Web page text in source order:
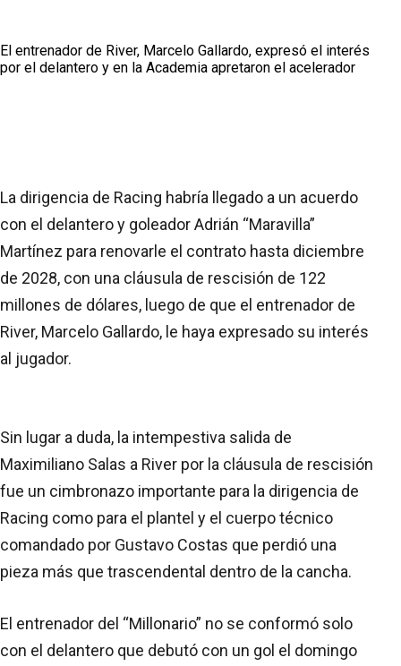
El entrenador de River, Marcelo Gallardo, expresó el interés
por el delantero y en la Academia apretaron el acelerador
La dirigencia de Racing habría llegado a un acuerdo
con el delantero y goleador Adrián “Maravilla”
Martínez para renovarle el contrato hasta diciembre
de 2028, con una cláusula de rescisión de 122
millones de dólares, luego de que el entrenador de
River, Marcelo Gallardo, le haya expresado su interés
al jugador.
Sin lugar a duda, la intempestiva salida de
Maximiliano Salas a River por la cláusula de rescisión
fue un cimbronazo importante para la dirigencia de
Racing como para el plantel y el cuerpo técnico
comandado por Gustavo Costas que perdió una
pieza más que trascendental dentro de la cancha.
El entrenador del “Millonario” no se conformó solo
con el delantero que debutó con un gol el domingo